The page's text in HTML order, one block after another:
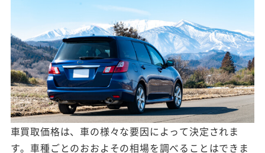
車買取価格は、車の様々な要因によって決定されま
す。車種ごとのおおよその相場を調べることはできま